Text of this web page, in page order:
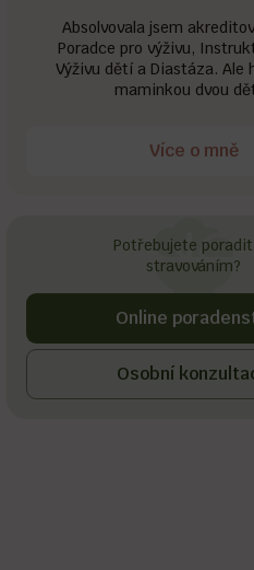
Absolvovala jsem
Poradce pro výživu,
Výživu dětí a Diastáza. Ale
maminkou dvou
Více o mně
Potřebujete
stravováním?
Online
Osobní